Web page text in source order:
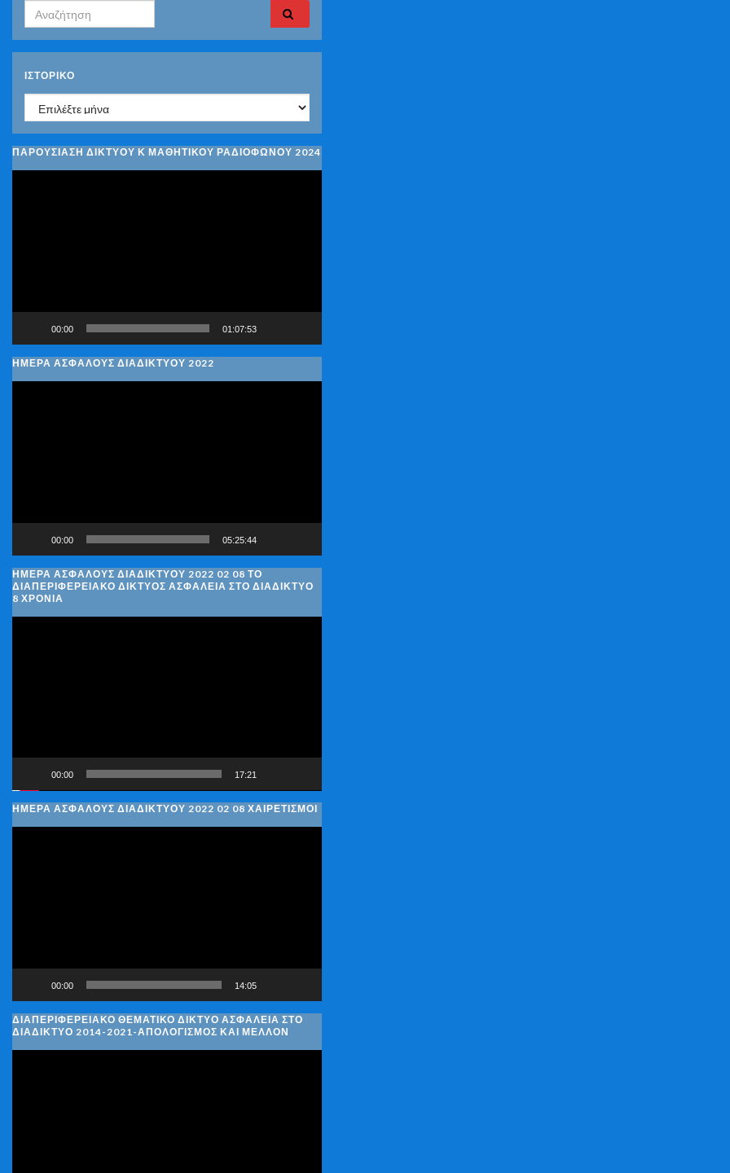
Search for:
ΙΣΤΟΡΙΚΌ
Ιστορικό
ΠΑΡΟΥΣΙΑΣΗ ΔΙΚΤΥΟΥ Κ ΜΑΘΗΤΙΚΟΥ ΡΑΔΙΟΦΩΝΟΥ 2024
00:00 01:07:53
ΗΜΕΡΑ ΑΣΦΑΛΟΥΣ ΔΙΑΔΙΚΤΥΟΥ 2022
00:00 05:25:44
ΗΜΈΡΑ ΑΣΦΑΛΟΎΣ ΔΙΑΔΙΚΤΎΟΥ 2022 02 08 ΤΟ
ΔΙΑΠΕΡΙΦΕΡΕΙΑΚΌ ΔΊΚΤΥΟΣ ΑΣΦΆΛΕΙΑ ΣΤΟ ΔΙΑΔΊΚΤΥΟ
8 ΧΡΌΝΙΑ
00:00 17:21
ΗΜΈΡΑ ΑΣΦΑΛΟΎΣ ΔΙΑΔΙΚΤΎΟΥ 2022 02 08 ΧΑΙΡΕΤΙΣΜΟΊ
00:00 14:05
ΔΙΑΠΕΡΙΦΕΡΕΙΑΚΌ ΘΕΜΑΤΙΚΌ ΔΊΚΤΥΟ ΑΣΦΆΛΕΙΑ ΣΤΟ
ΔΙΑΔΊΚΤΥΟ 2014-2021-ΑΠΟΛΟΓΙΣΜΌΣ ΚΑΙ ΜΈΛΛΟΝ